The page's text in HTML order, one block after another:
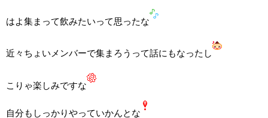
はよ集まって飲みたいって思ったな
近々ちょいメンバーで集まろうって話にもなったし
こりゃ楽しみですな
自分もしっかりやっていかんとな